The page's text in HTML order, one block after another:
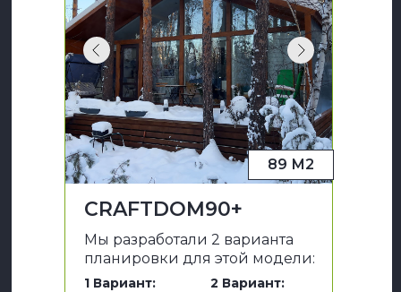
CRAFTDOM90+
1 Вариант:
89 М2
Мы разработали 2 варианта
планировки для этой модели:
2 Вариант: